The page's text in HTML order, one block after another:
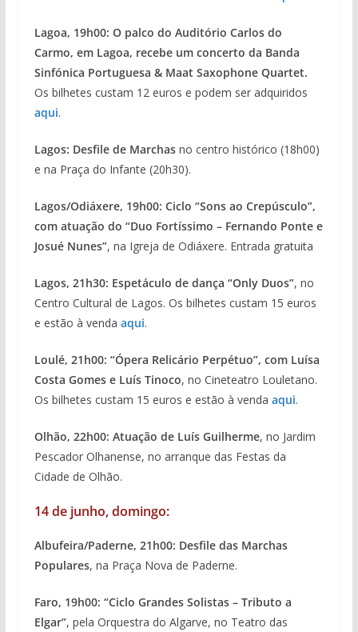
Lagoa, 19h00: O palco do Auditório Carlos do
Carmo, em Lagoa, recebe um concerto da Banda
Sinfónica Portuguesa & Maat Saxophone Quartet.
Os bilhetes custam 12 euros e podem ser adquiridos
aqui.
Lagos: Desfile de Marchasno centro histórico (18h00)
e na Praça do Infante (20h30).
Lagos/Odiáxere, 19h00: Ciclo “Sons ao Crepúsculo”,
com atuação do “Duo Fortíssimo – Fernando Ponte e
Josué Nunes”, na Igreja de Odiáxere. Entrada gratuita
Lagos, 21h30: Espetáculo de dança “Only Duos”, no
Centro Cultural de Lagos. Os bilhetes custam 15 euros
e estão à venda aqui.
Loulé, 21h00: “Ópera Relicário Perpétuo”, com Luísa
Costa Gomes e Luís Tinoco, no Cineteatro Louletano.
Os bilhetes custam 15 euros e estão à venda aqui.
Olhão, 22h00: Atuação de Luís Guilherme, no Jardim
Pescador Olhanense, no arranque das Festas da
Cidade de Olhão.
14 de junho, domingo:
Albufeira/Paderne, 21h00: Desfile das Marchas
Populares, na Praça Nova de Paderne.
Faro, 19h00: “Ciclo Grandes Solistas – Tributo a
Elgar”, pela Orquestra do Algarve, no Teatro das